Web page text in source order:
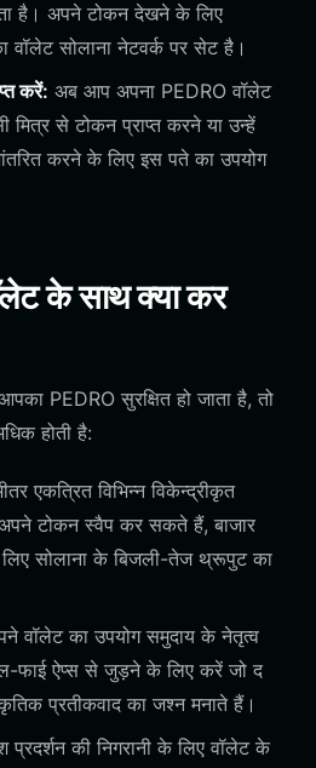
है। अपने टोकन देखने के लिए
सोलाना नेटवर्क पर सेट है।
करें: अब आप अपना PEDRO वॉलेट
से टोकन प्राप्त करने या उन्हें
करने के लिए इस पते का उपयोग
के साथ क्या कर
PEDRO सुरक्षित हो जाता है, तो
होती है:
एकत्रित विभिन्न विकेन्द्रीकृत
टोकन स्वैप कर सकते हैं, बाजार
सोलाना के बिजली-तेज थ्रूपुट का
वॉलेट का उपयोग समुदाय के नेतृत्व
फाई ऐप्स से जुड़ने के लिए करें जो द
प्रतीकवाद का जश्न मनाते हैं।
प्रदर्शन की निगरानी के लिए वॉलेट के